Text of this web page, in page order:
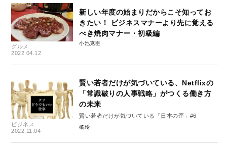
グルメ
2022.04.12
新しい年度の始まりだからこそ知ってお
きたい！ ビジネスマナーより先に覚える
べき焼肉マナー・初級編
小池克臣
ビジネス
2022.11.04
賢い若者だけが気づいている、Netflixの
「常識破りの人事戦略」がつくる働き方
の未来
賢い若者だけが気づいている「日本の歪」#6
橘玲